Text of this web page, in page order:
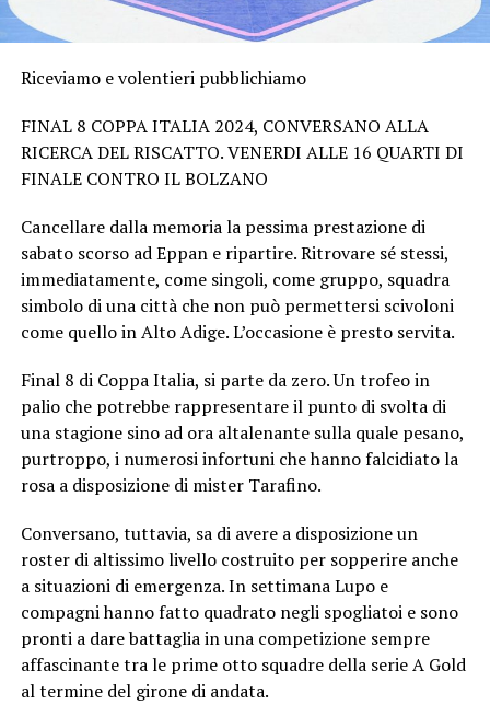
Riceviamo e volentieri pubblichiamo
FINAL 8 COPPA ITALIA 2024, CONVERSANO ALLA
RICERCA DEL RISCATTO. VENERDI ALLE 16 QUARTI DI
FINALE CONTRO IL BOLZANO
Cancellare dalla memoria la pessima prestazione di
sabato scorso ad Eppan e ripartire. Ritrovare sé stessi,
immediatamente, come singoli, come gruppo, squadra
simbolo di una città che non può permettersi scivoloni
come quello in Alto Adige. L’occasione è presto servita.
Final 8 di Coppa Italia, si parte da zero. Un trofeo in
palio che potrebbe rappresentare il punto di svolta di
una stagione sino ad ora altalenante sulla quale pesano,
purtroppo, i numerosi infortuni che hanno falcidiato la
rosa a disposizione di mister Tarafino.
Conversano, tuttavia, sa di avere a disposizione un
roster di altissimo livello costruito per sopperire anche
a situazioni di emergenza. In settimana Lupo e
compagni hanno fatto quadrato negli spogliatoi e sono
pronti a dare battaglia in una competizione sempre
affascinante tra le prime otto squadre della serie A Gold
al termine del girone di andata.